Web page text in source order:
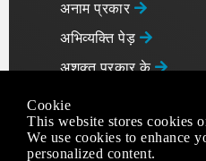
अनाम प्रकार
अभिव्यक्ति पेड़
अशक्त प्रकार के
अशक्त-संचालक
असेंबलीइन्फो
आईडीसॉफ़्टरी इंटरफ़ेस
Cookie
This website stores cookies
We use cookies to enhance
personalized content.